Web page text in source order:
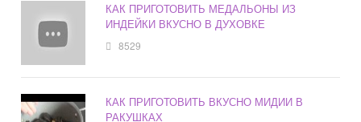
КАК ПРИГОТОВИТЬ МЕДАЛЬОНЫ ИЗ
ИНДЕЙКИ ВКУСНО В ДУХОВКЕ
8529
КАК ПРИГОТОВИТЬ ВКУСНО МИДИИ В
РАКУШКАХ